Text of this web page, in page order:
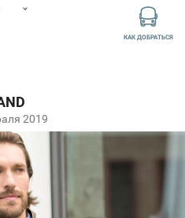
КАК ДОБРАТЬСЯ
2019